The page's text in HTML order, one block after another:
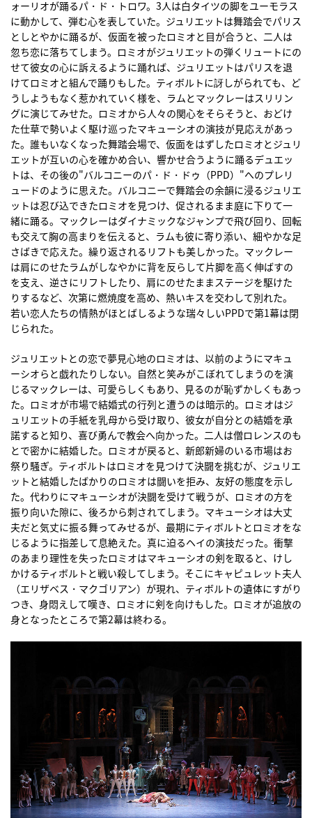
ォーリオが踊るパ・ド・トロワ。3人は白タイツの脚をユーモラス
に動かして、弾む心を表していた。ジュリエットは舞踏会でパリス
としとやかに踊るが、仮面を被ったロミオと目が合うと、二人は
忽ち恋に落ちてしまう。ロミオがジュリエットの弾くリュートにの
せて彼女の心に訴えるように踊れば、ジュリエットはパリスを退
けてロミオと組んで踊りもした。ティボルトに訝しがられても、ど
うしようもなく惹かれていく様を、ラムとマックレーはスリリン
グに演じてみせた。ロミオから人々の関心をそらそうと、おどけ
た仕草で勢いよく駆け巡ったマキューシオの演技が見応えがあっ
た。誰もいなくなった舞踏会場で、仮面をはずしたロミオとジュリ
エットが互いの心を確かめ合い、響かせ合うように踊るデュエッ
トは、その後の"バルコニーのパ・ド・ドゥ（PPD）"へのプレリ
ュードのように思えた。バルコニーで舞踏会の余韻に浸るジュリエ
ットは忍び込できたロミオを見つけ、促されるまま庭に下りて一
緒に踊る。マックレーはダイナミックなジャンプで飛び回り、回転
も交えて胸の高まりを伝えると、ラムも彼に寄り添い、細やかな足
さばきで応えた。繰り返されるリフトも美しかった。マックレー
は肩にのせたラムがしなやかに背を反らして片脚を高く伸ばすの
を支え、逆さにリフトしたり、肩にのせたままステージを駆けた
りするなど、次第に燃焼度を高め、熱いキスを交わして別れた。
若い恋人たちの情熱がほとばしるような瑞々しいPPDで第1幕は閉
じられた。
ジュリエットとの恋で夢見心地のロミオは、以前のようにマキュ
ーシオらと戯れたりしない。自然と笑みがこぼれてしまうのを演
じるマックレーは、可愛らしくもあり、見るのが恥ずかしくもあっ
た。ロミオが市場で結婚式の行列と遭うのは暗示的。ロミオはジ
ュリエットの手紙を乳母から受け取り、彼女が自分との結婚を承
諾すると知り、喜び勇んで教会へ向かった。二人は僧ロレンスのも
とで密かに結婚した。ロミオが戻ると、新郎新婦のいる市場はお
祭り騒ぎ。ティボルトはロミオを見つけて決闘を挑むが、ジュリエ
ットと結婚したばかりのロミオは闘いを拒み、友好の態度を示し
た。代わりにマキューシオが決闘を受けて戦うが、ロミオの方を
振り向いた隙に、後ろから刺されてしまう。マキューシオは大丈
夫だと気丈に振る舞ってみせるが、最期にティボルトとロミオをな
じるように指差して息絶えた。真に迫るヘイの演技だった。衝撃
のあまり理性を失ったロミオはマキューシオの剣を取ると、けし
かけるティボルトと戦い殺してしまう。そこにキャピュレット夫人
（エリザベス・マクゴリアン）が現れ、ティボルトの遺体にすがり
つき、身悶えして嘆き、ロミオに剣を向けもした。ロミオが追放の
身となったところで第2幕は終わる。